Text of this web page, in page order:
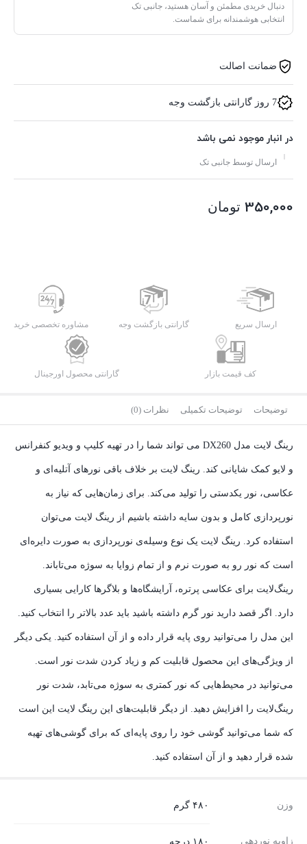
دنبال خریدی مطمئن و آسان هستید، جانبی تک
انتخابی هوشمندانه برای شماست.
ضمانت اصالت
7 روز گارانتی بازگشت وجه
در انبار موجود نمی باشد
ارسال توسط جانبی تک
350,000 تومان
ارسال سریع گارانتی بازگشت وجه مشاوره تخصصی خرید
کف قیمت بازار گارانتی محصول اورجینال
توضیحات توضیحات تکمیلی نظرات (0)
رینگ لایت مدل DX260 می تواند شما را در تهیه کلیپ و ویدیو کنفرانس
و لایو کمک شایانی کند. رینگ لایت بر خلاف باقی نورهای آتلیه‌ای و
عکاسی، نور یکدستی را تولید می‌کند. برای زمان‌هایی که نیاز به
نورپردازی کامل و بدون سایه داشته باشیم از رینگ لایت می‌توان
استفاده کرد. رینگ لایت یک نوع وسیله‌ی نورپردازی به صورت دایره‌ای
است که نور رو به صورت نرم و از تمام زوایا به سوژه می‌تاباند.
رینگ‌لایت برای عکاسی پرتره، آرایشگاه‌ها و بلاگرها کارایی بسیاری
دارد. اگر قصد دارید نور گرم داشته باشید باید عدد بالاتر را انتخاب کنید.
این مدل را می‌توانید روی پایه قرار داده و از آن استفاده کنید. یکی دیگر
از ویژگی‌های این محصول قابلیت کم و زیاد کردن شدت نور است.
می‌توانید در محیط‌هایی که نور کمتری به سوژه می‌تابد، شدت نور
رینگ‌لایت را افزایش دهید. از دیگر قابلیت‌های این رینگ لایت این است
که شما می‌توانید گوشی خود را روی پایه‌ای که برای گوشی‌های تهیه
شده قرار دهید و از آن استفاده کنید.
وزن ۴۸۰ گرم
زاویه نوردهی ۱۸۰ درجه